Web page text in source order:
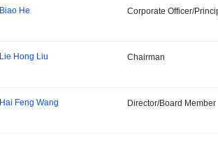
Biao He Corporate Officer/
Lie Hong Liu Chairman
Hai Feng Wang Director/Board Member